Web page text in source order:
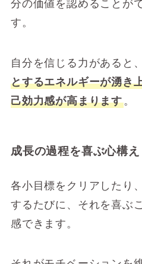
分の価値を認めることが
す。
自分を信じる力があると、
とするエネルギーが湧き
己効力感が高まります。
成長の過程を喜ぶ心構え
各小目標をクリアしたり
するたびに、それを喜ぶ
感できます。